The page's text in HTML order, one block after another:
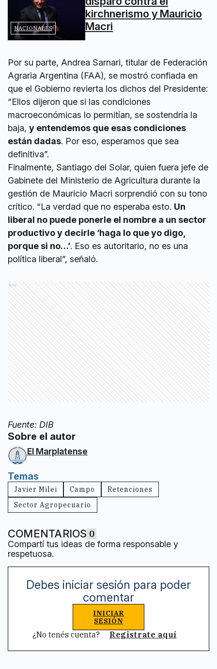
NACIONALES
kirchnerismo y Mauricio
Macri
Por su parte, Andrea Sarnari, titular de Federación
Agraria Argentina (FAA), se mostró confiada en
que el Gobierno revierta los dichos del Presidente:
“Ellos dijeron que si las condiciones
macroeconómicas lo permitían, se sostendría la
baja, y entendemos que esas condiciones
están dadas. Por eso, esperamos que sea
definitiva”.
Finalmente, Santiago del Solar, quien fuera jefe de
Gabinete del Ministerio de Agricultura durante la
gestión de Mauricio Macri sorprendió con su tono
crítico. “La verdad que no esperaba esto. Un
liberal no puede ponerle el nombre a un sector
productivo y decirle ‘haga lo que yo digo,
porque si no…’. Eso es autoritario, no es una
política liberal”, señaló.
Ads
Fuente: DIB
Sobre el autor
El Marplatense
Temas
Javier Milei Campo
Retenciones
Sector Agropecuario
COMENTARIOS 0
Compartí tus ideas de forma responsable y
respetuosa.
Debes iniciar sesión para poder
comentar
INICIAR
SESIÓN
¿No tenés cuenta? Registrate aquí